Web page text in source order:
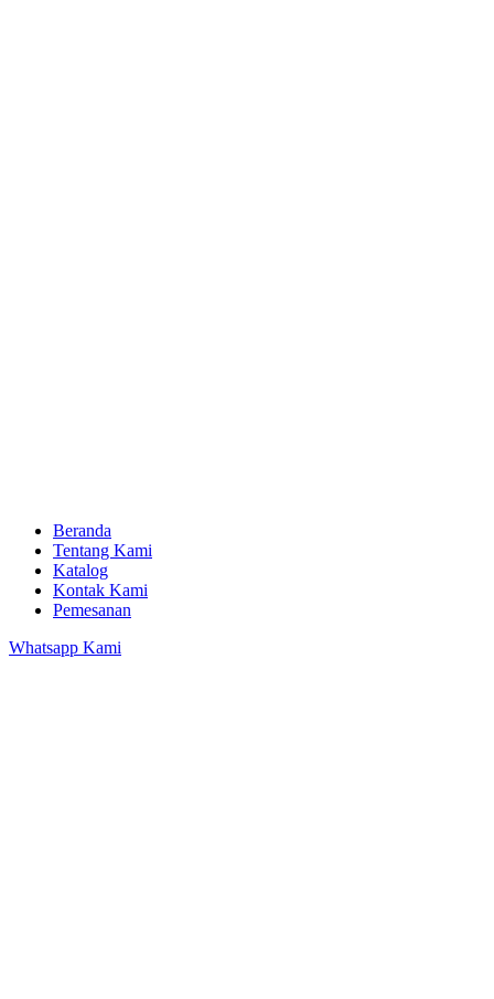
Beranda
Tentang Kami
Katalog
Kontak Kami
Pemesanan
Whatsapp Kami